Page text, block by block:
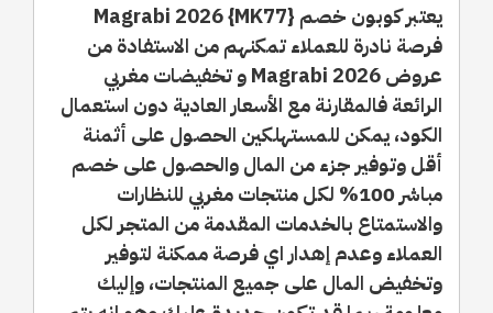
يعتبر كوبون خصم Magrabi 2026 {MK77}
فرصة نادرة للعملاء تمكنهم من الاستفادة من
عروض Magrabi 2026 و تخفيضات مغربي
الرائعة فالمقارنة مع الأسعار العادية دون استعمال
الكود، يمكن للمستهلكين الحصول على أثمنة
أقل وتوفير جزء من المال والحصول على خصم
مباشر 100% لكل منتجات مغربي للنظارات
والاستمتاع بالخدمات المقدمة من المتجر لكل
العملاء وعدم إهدار اي فرصة ممكنة لتوفير
وتخفيض المال على جميع المنتجات، وإليك